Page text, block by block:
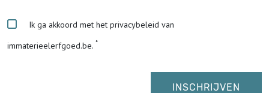
Ik ga akkoord met het privacybeleid van
immaterieelerfgoed.be.